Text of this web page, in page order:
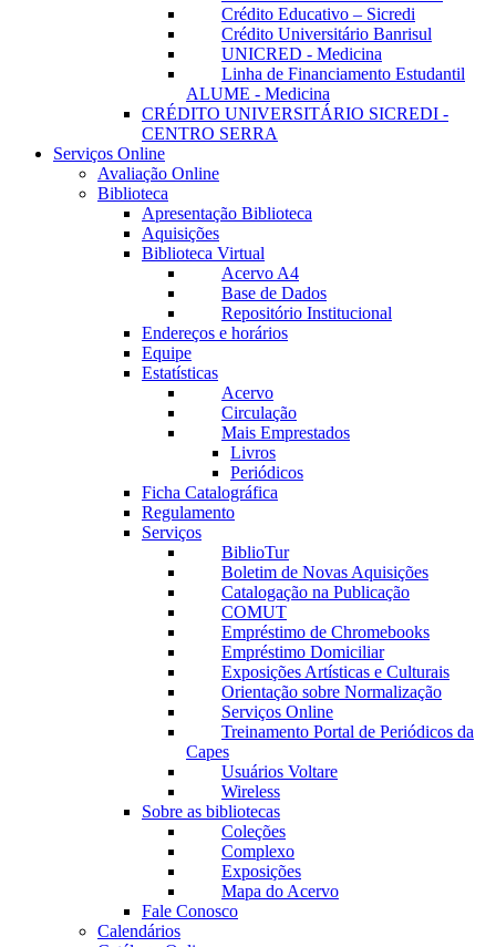
Crédito Educativo – Sicredi
Crédito Universitário Banrisul
UNICRED - Medicina
Linha de Financiamento Estudantil
ALUME - Medicina
CRÉDITO UNIVERSITÁRIO SICREDI -
CENTRO SERRA
Serviços Online
Avaliação Online
Biblioteca
Apresentação Biblioteca
Aquisições
Biblioteca Virtual
Acervo A4
Base de Dados
Repositório Institucional
Endereços e horários
Equipe
Estatísticas
Acervo
Circulação
Mais Emprestados
Livros
Periódicos
Ficha Catalográfica
Regulamento
Serviços
BiblioTur
Boletim de Novas Aquisições
Catalogação na Publicação
COMUT
Empréstimo de Chromebooks
Empréstimo Domiciliar
Exposições Artísticas e Culturais
Orientação sobre Normalização
Serviços Online
Treinamento Portal de Periódicos da
Capes
Usuários Voltare
Wireless
Sobre as bibliotecas
Coleções
Complexo
Exposições
Mapa do Acervo
Fale Conosco
Calendários